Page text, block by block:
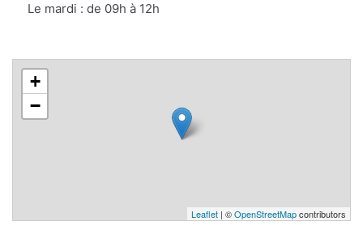
Le mardi : de 09h à 12h
+
−
Leaflet | ©OpenStreetMapcontributors